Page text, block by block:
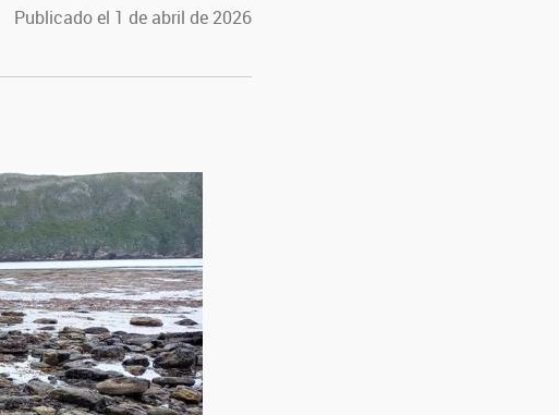
Publicado el 1 de abril de 2026